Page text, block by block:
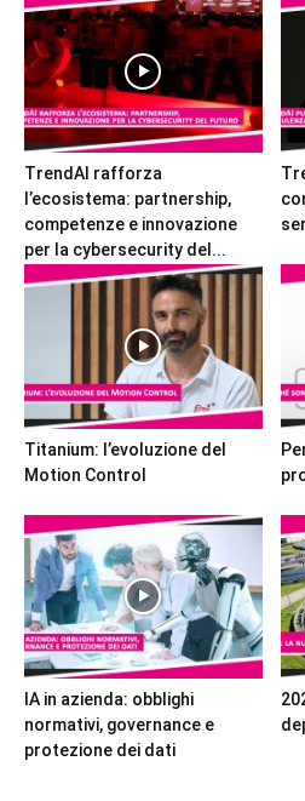
TrendAI rafforza
l’ecosistema: partnership,
competenze e innovazione
per la cybersecurity del...
Titanium: l’evoluzione del
Motion Control
IA in azienda: obblighi
normativi, governance e
protezione dei dati